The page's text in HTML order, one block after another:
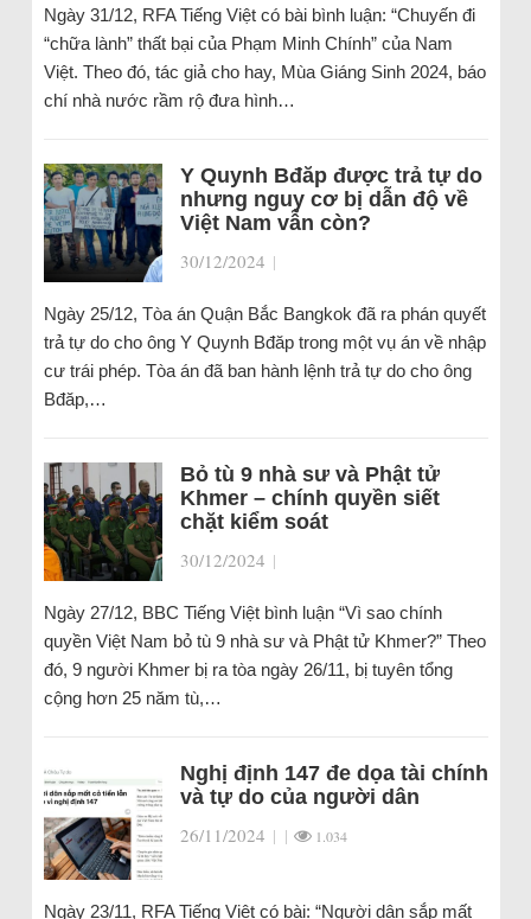
Ngày 31/12, RFA Tiếng Việt có bài bình luận: “Chuyến đi
“chữa lành” thất bại của Phạm Minh Chính” của Nam
Việt. Theo đó, tác giả cho hay, Mùa Giáng Sinh 2024, báo
chí nhà nước rầm rộ đưa hình…
Y Quynh Bđăp được trả tự do
nhưng nguy cơ bị dẫn độ về
Việt Nam vẫn còn?
30/12/2024 |
Ngày 25/12, Tòa án Quận Bắc Bangkok đã ra phán quyết
trả tự do cho ông Y Quynh Bđăp trong một vụ án về nhập
cư trái phép. Tòa án đã ban hành lệnh trả tự do cho ông
Bđăp,…
Bỏ tù 9 nhà sư và Phật tử
Khmer – chính quyền siết
chặt kiểm soát
30/12/2024 |
Ngày 27/12, BBC Tiếng Việt bình luận “Vì sao chính
quyền Việt Nam bỏ tù 9 nhà sư và Phật tử Khmer?” Theo
đó, 9 người Khmer bị ra tòa ngày 26/11, bị tuyên tổng
cộng hơn 25 năm tù,…
Nghị định 147 đe dọa tài chính
và tự do của người dân
26/11/2024 | | 1.034
Ngày 23/11, RFA Tiếng Việt có bài: “Người dân sắp mất